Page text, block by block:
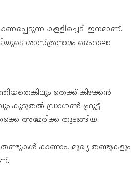
കളളിച്ചെടി ഇനമാണ്.
ശാസ്ത്രനാമം ഹെെലോ
തെക്ക് കിഴക്കൻ
കൂടുതൽ ഡ്രാഗൺ ഫ്രൂട്ട്
അമേരിക്ക തുടങ്ങിയ
കാണാം. മുഖ്യ തണ്ടുകളും